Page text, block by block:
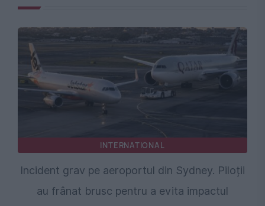
INTERNATIONAL
Incident grav pe aeroportul din Sydney. Piloții
au frânat brusc pentru a evita impactul